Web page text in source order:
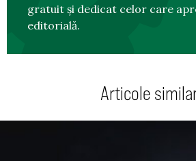
gratuit și dedicat celor care
editorială.
Articole